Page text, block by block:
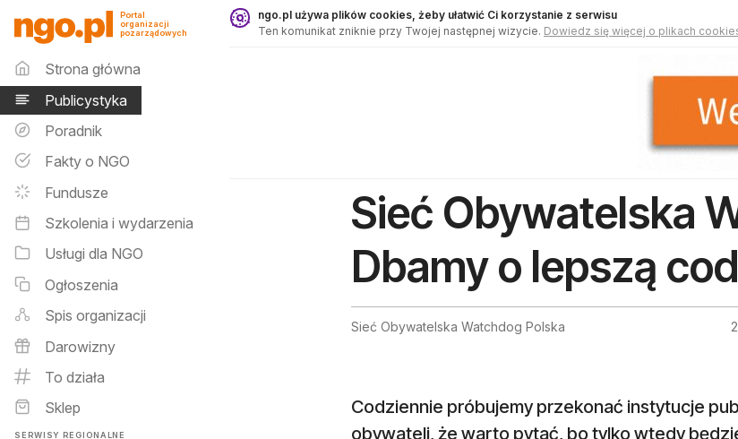
Publicystyka - ngo.pl
Portal
organizacji
pozarządowych
Menu główne
Strona główna
Publicystyka
Poradnik
Fakty o NGO
Fundusze
Szkolenia i wydarzenia
Usługi dla NGO
Ogłoszenia
Spis organizacji
Darowizny
To działa
Sklep
SERWISY REGIONALNE
ngo.pl używa plików cookies, żeby ułatwić Ci korzystanie z serwisu
Ten komunikat zniknie przy Twojej następnej wizycie. Dowiedz się więcej o plikach
Sieć Obywatelska
Dbamy o lepszą
Sieć Obywatelska Watchdog Polska
Codziennie próbujemy przekonać instytucje
obywateli, że warto pytać, bo tylko wtedy